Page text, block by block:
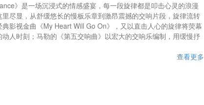
》是一场沉浸式的情感盛宴，每一段旋律都是叩击心灵的浪漫
尽显，从舒缓悠长的慢板乐章到激昂震撼的交响片段，旋律流转
影视金曲《My Heart Will Go On》，又以直击人心的旋律将荧幕
人时刻；马勒的《第五交响曲》以宏大的交响乐编制，用缓慢抒
查看更多